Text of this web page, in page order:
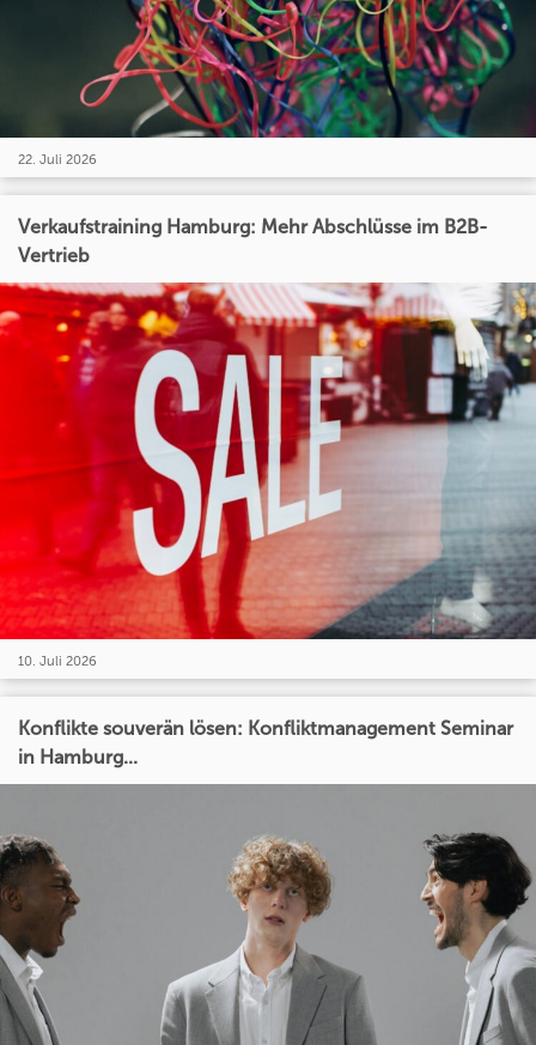
22. Juli 2026
Verkaufstraining Hamburg: Mehr Abschlüsse im B2B-
Vertrieb
10. Juli 2026
Konflikte souverän lösen: Konfliktmanagement Seminar
in Hamburg...